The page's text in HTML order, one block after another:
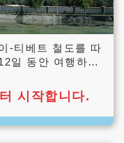
-티베트 철도를 따
일 동안 여행하는
시작합니다.